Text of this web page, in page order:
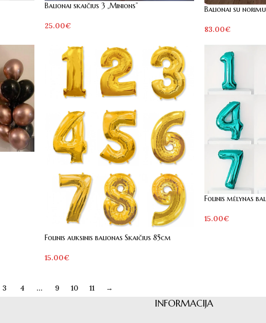
Balionai skaičius 3 „Minions”
25.00€
Balionai su
83.00€
Folinis auksinis balionas Skaičius 85cm
15.00€
Folinis mėlynas
15.00€
3 4 … 9 10 11 →
INFORMACIJA